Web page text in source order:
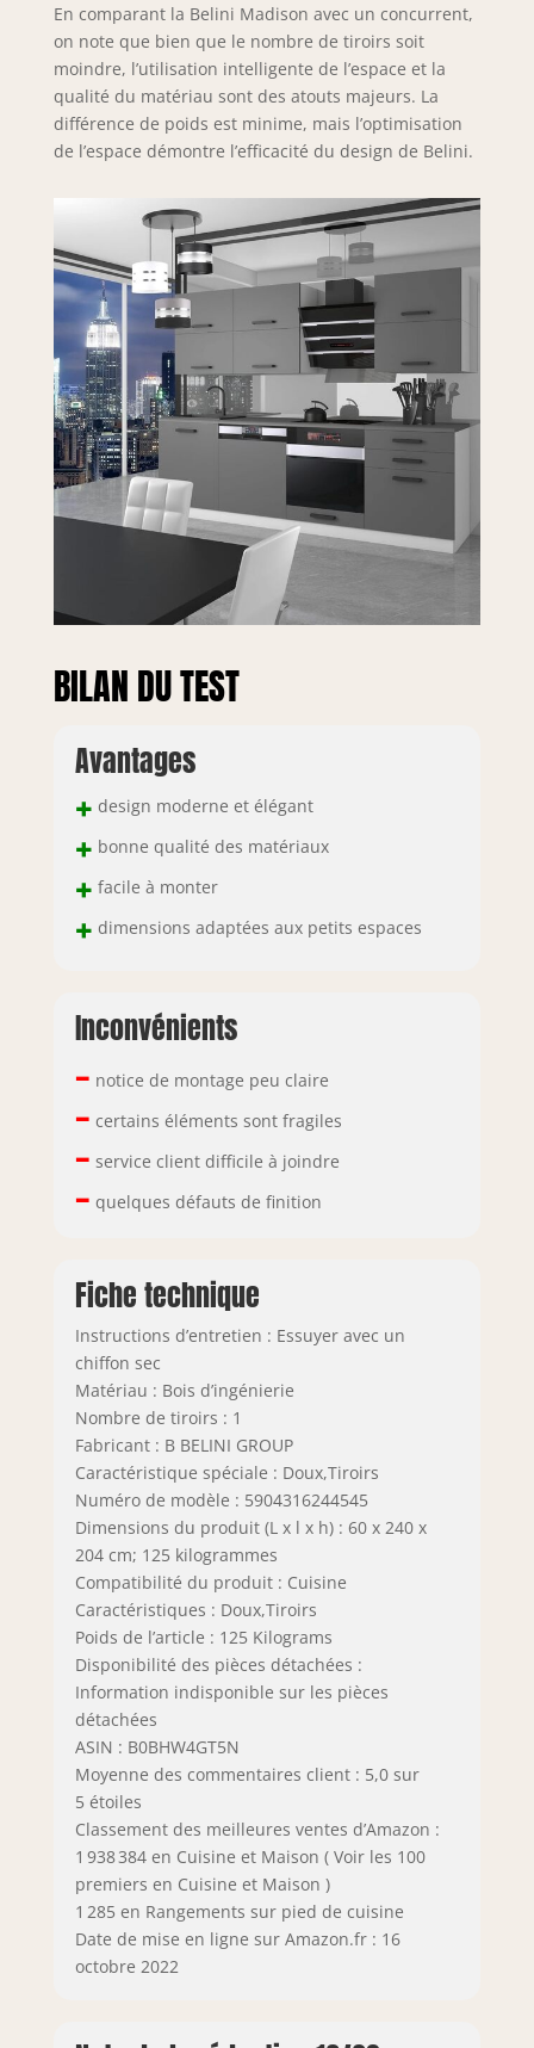
En comparant la Belini Madison avec un concurrent,
on note que bien que le nombre de tiroirs soit
moindre, l’utilisation intelligente de l’espace et la
qualité du matériau sont des atouts majeurs. La
différence de poids est minime, mais l’optimisation
de l’espace démontre l’efficacité du design de Belini.
BILAN DU TEST
Avantages
+ design moderne et élégant
+ bonne qualité des matériaux
+ facile à monter
+ dimensions adaptées aux petits espaces
Inconvénients
– notice de montage peu claire
– certains éléments sont fragiles
– service client difficile à joindre
– quelques défauts de finition
Fiche technique
Instructions d’entretien : Essuyer avec un
chiffon sec
Matériau : Bois d’ingénierie
Nombre de tiroirs : 1
Fabricant : B BELINI GROUP
Caractéristique spéciale : Doux,Tiroirs
Numéro de modèle : 5904316244545
Dimensions du produit (L x l x h) : 60 x 240 x
204 cm; 125 kilogrammes
Compatibilité du produit : Cuisine
Caractéristiques : Doux,Tiroirs
Poids de l’article : 125 Kilograms
Disponibilité des pièces détachées :
Information indisponible sur les pièces
détachées
ASIN : B0BHW4GT5N
Moyenne des commentaires client : 5,0 sur
5 étoiles
Classement des meilleures ventes d’Amazon :
1 938 384 en Cuisine et Maison ( Voir les 100
premiers en Cuisine et Maison )
1 285 en Rangements sur pied de cuisine
Date de mise en ligne sur Amazon.fr : 16
octobre 2022